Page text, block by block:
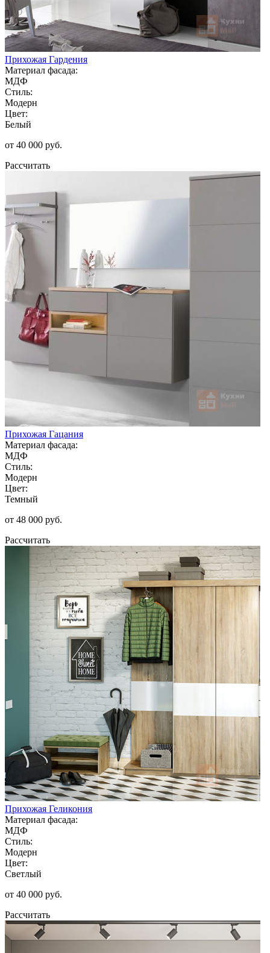
Прихожая Гардения
Материал фасада:
МДФ
Стиль:
Модерн
Цвет:
Белый
от 40 000 руб.
Рассчитать
Прихожая Гацания
Материал фасада:
МДФ
Стиль:
Модерн
Цвет:
Темный
от 48 000 руб.
Рассчитать
Прихожая Геликония
Материал фасада:
МДФ
Стиль:
Модерн
Цвет:
Светлый
от 40 000 руб.
Рассчитать